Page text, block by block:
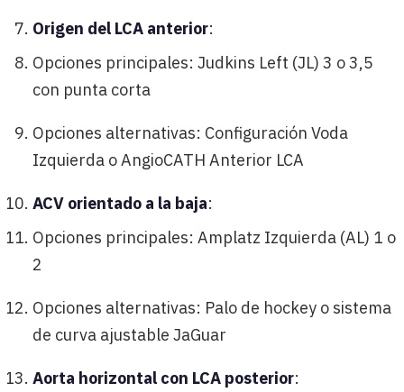
Origen del LCA anterior:
Opciones principales: Judkins Left (JL) 3 o 3,5
con punta corta
Opciones alternativas: Configuración Voda
Izquierda o AngioCATH Anterior LCA
ACV orientado a la baja:
Opciones principales: Amplatz Izquierda (AL) 1 o
2
Opciones alternativas: Palo de hockey o sistema
de curva ajustable JaGuar
Aorta horizontal con LCA posterior: